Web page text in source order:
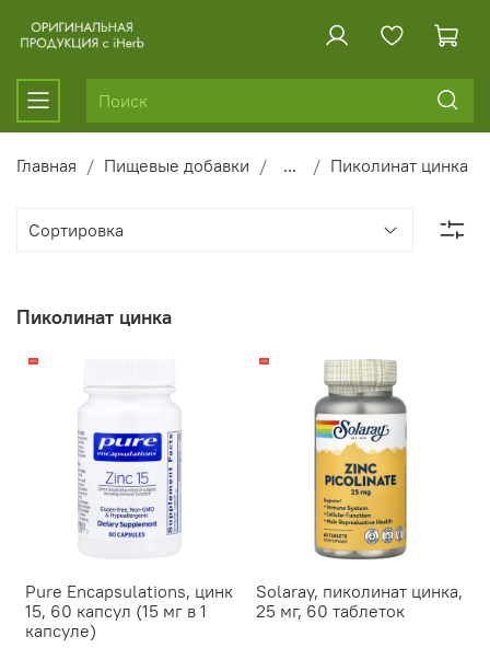
Главная Пищевые добавки ... Пиколинат цинка
Пиколинат цинка
-15%
Pure Encapsulations, цинк
15, 60 капсул (15 мг в 1
капсуле)
-14%
Solaray, пиколинат цинка,
25 мг, 60 таблеток